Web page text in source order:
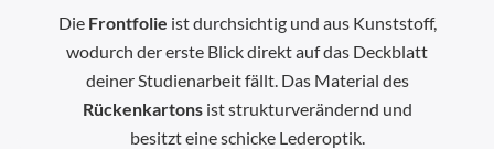
Die Frontfolie ist durchsichtig und aus Kunststoff,
wodurch der erste Blick direkt auf das Deckblatt
deiner Studienarbeit fällt. Das Material des
Rückenkartons ist strukturverändernd und
besitzt eine schicke Lederoptik.